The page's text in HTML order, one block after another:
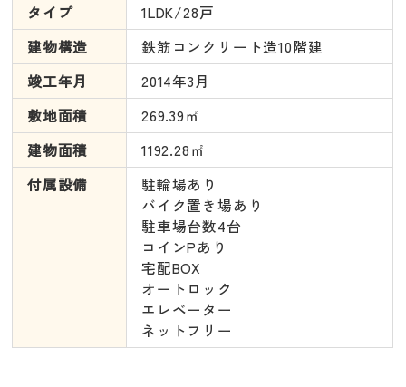
タイプ
1LDK/28戸
建物構造
鉄筋コンクリート造10階建
竣工年月
2014年3月
敷地面積
269.39㎡
建物面積
1192.28㎡
付属設備
駐輪場あり
バイク置き場あり
駐車場台数4台
コインPあり
宅配BOX
オートロック
エレベーター
ネットフリー